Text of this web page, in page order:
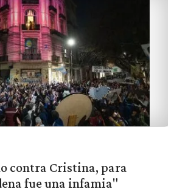
contra Cristina, para
fue una infamia"